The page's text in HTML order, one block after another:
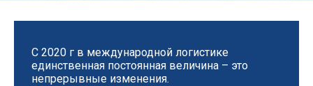
C 2020 г в международной логистике
единственная постоянная величина – это
непрерывные изменения.